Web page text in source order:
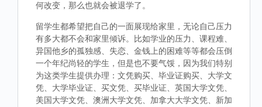
何改变，那么也就会被退学了。
留学生都希望把自己的一面展现给家里，无论自己压力
有多大都不会和家里倾诉。比如学业的压力、课程难、
异国他乡的孤独感、失恋、金钱上的困难等等都会压倒
一个年纪尚轻的学生，但是也不要气馁，因为我们特别
为这类学生提供办理：文凭购买、毕业证购买、大学文
凭、大学毕业证、买文凭、买毕业证、英国大学文凭、
美国大学文凭、澳洲大学文凭、加拿大大学文凭、新加